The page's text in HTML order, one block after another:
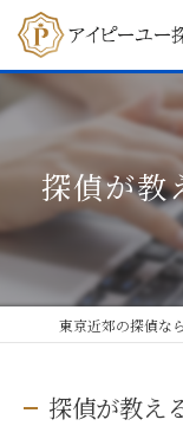
探偵が教
探偵が教え